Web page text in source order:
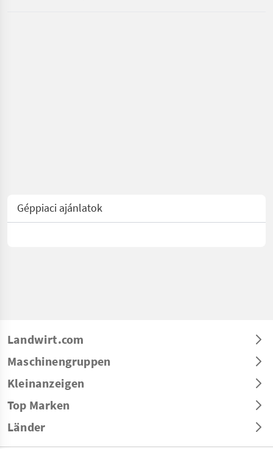
Géppiaci ajánlatok
Landwirt.com
Maschinengruppen
Kleinanzeigen
Top Marken
Länder